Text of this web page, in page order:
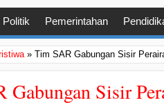
Politik Pemerintahan
» Tim SAR Gabungan Sisir
Gabungan Sisir